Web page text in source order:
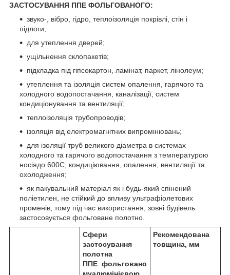
ЗАСТОСУВАННЯ ППЕ ФОЛЬГОВАНОГО:
звуко-, вібро, гідро, теплоізоляція покрівлі, стін і
підлоги;
для утеплення дверей;
ущільнення склопакетів;
підкладка під гіпсокартон, ламінат, паркет, лінолеум;
утеплення та ізоляція систем опалення, гарячого та
холодного водопостачання, каналізації, систем
кондиціонування та вентиляції;
теплоізоляція трубопроводів;
ізоляція від електромагнітних випромінювань;
для ізоляції труб великого діаметра в системах
холодного та гарячого водопостачання з температурою
носіядо 600С, кондиціювання, опалення, вентиляції та
охолодження;
як пакувальний матеріал як і будь-який спінений
поліетилен, не стійкий до впливу ультрафіолетових
променів, тому під час використання, зовні будівель
застосовується фольговане полотно.
Сфери
застосування
полотна
ППЕ фольговано
муалюмінієвою
Рекомендована
товщина, мм